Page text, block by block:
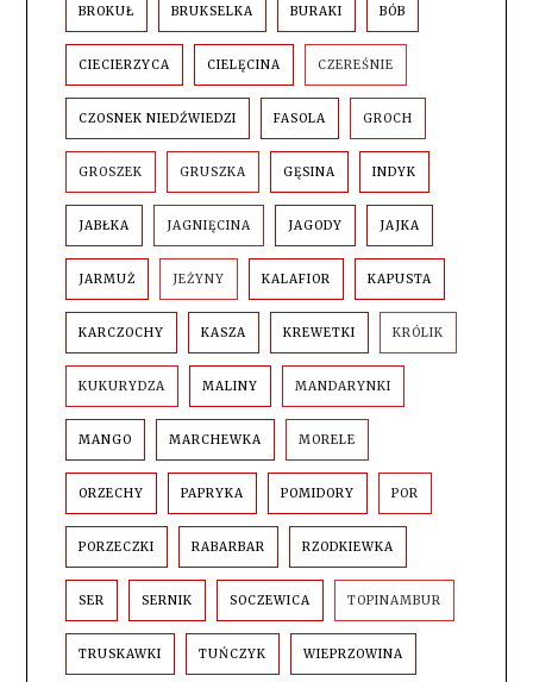
BROKUŁ BRUKSELKA BURAKI BÓB
CIECIERZYCA CIELĘCINA CZEREŚNIE
CZOSNEK NIEDŹWIEDZI FASOLA GROCH
GROSZEK GRUSZKA GĘSINA INDYK
JABŁKA JAGNIĘCINA JAGODY JAJKA
JARMUŻ JEŻYNY KALAFIOR KAPUSTA
KARCZOCHY KASZA KREWETKI KRÓLIK
KUKURYDZA MALINY MANDARYNKI
MANGO MARCHEWKA MORELE
ORZECHY PAPRYKA POMIDORY POR
PORZECZKI RABARBAR RZODKIEWKA
SER SERNIK SOCZEWICA TOPINAMBUR
TRUSKAWKI TUŃCZYK WIEPRZOWINA